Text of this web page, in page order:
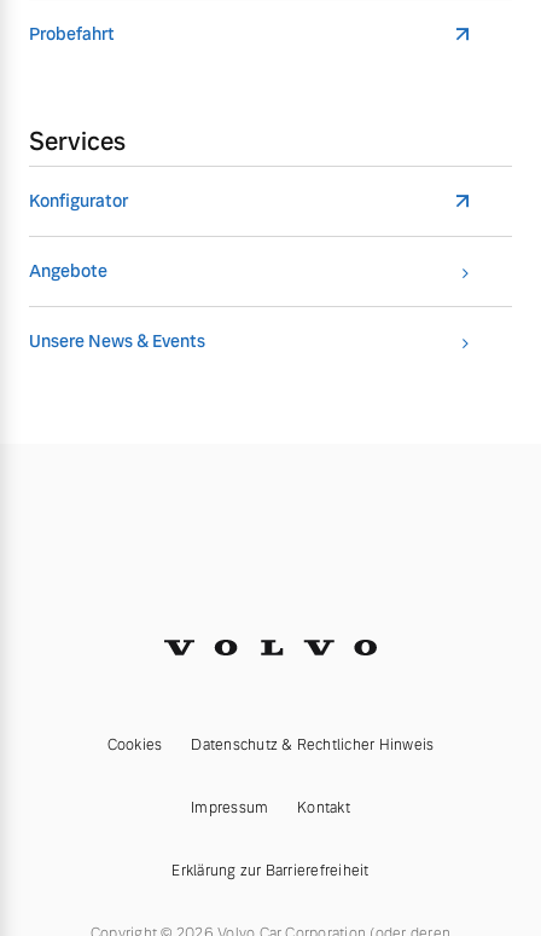
Probefahrt
Services
Konfigurator
Angebote
Unsere News & Events
Cookies Datenschutz & Rechtlicher Hinweis
Impressum Kontakt
Erklärung zur Barrierefreiheit